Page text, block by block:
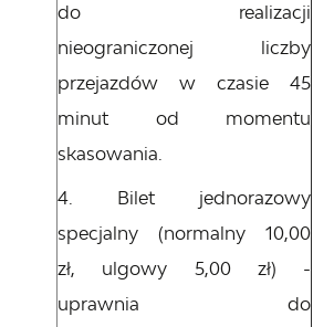
do realizacji
nieograniczonej liczby
przejazdów w czasie 45
minut od momentu
skasowania.
Bilet jednorazowy
specjalny (normalny 10,00
zł, ulgowy 5,00 zł) -
uprawnia do